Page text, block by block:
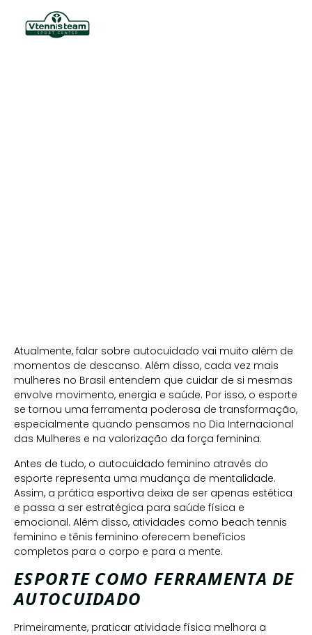
Atualmente, falar sobre autocuidado vai muito além de
momentos de descanso. Além disso, cada vez mais
mulheres no Brasil entendem que cuidar de si mesmas
envolve movimento, energia e saúde. Por isso, o esporte
se tornou uma ferramenta poderosa de transformação,
especialmente quando pensamos no Dia Internacional
das Mulheres e na valorização da força feminina.
Antes de tudo, o autocuidado feminino através do
esporte representa uma mudança de mentalidade.
Assim, a prática esportiva deixa de ser apenas estética
e passa a ser estratégica para saúde física e
emocional. Além disso, atividades como beach tennis
feminino e tênis feminino oferecem benefícios
completos para o corpo e para a mente.
ESPORTE COMO FERRAMENTA DE
AUTOCUIDADO
Primeiramente, praticar atividade física melhora a